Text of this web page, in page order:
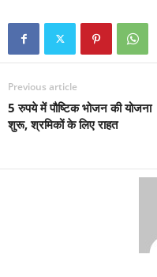
Previous article
5 रुपये में पौष्टिक भोजन की योजना
शुरू, श्रमिकों के लिए राहत